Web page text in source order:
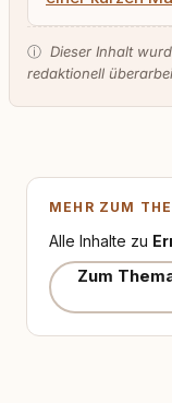
ⓘ Dieser Inhalt
redaktionell
MEHR ZUM
Alle Inhalte zu
Zum